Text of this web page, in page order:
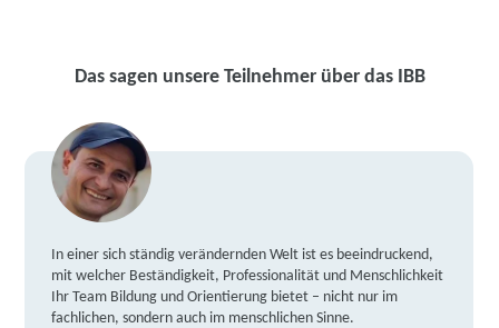
Das sagen unsere Teilnehmer über das IBB
In einer sich ständig verändernden Welt ist es beeindruckend,
mit welcher Beständigkeit, Professionalität und Menschlichkeit
Ihr Team Bildung und Orientierung bietet – nicht nur im
fachlichen, sondern auch im menschlichen Sinne.